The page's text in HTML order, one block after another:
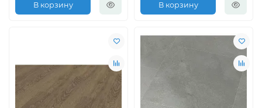
В корзину В корзину